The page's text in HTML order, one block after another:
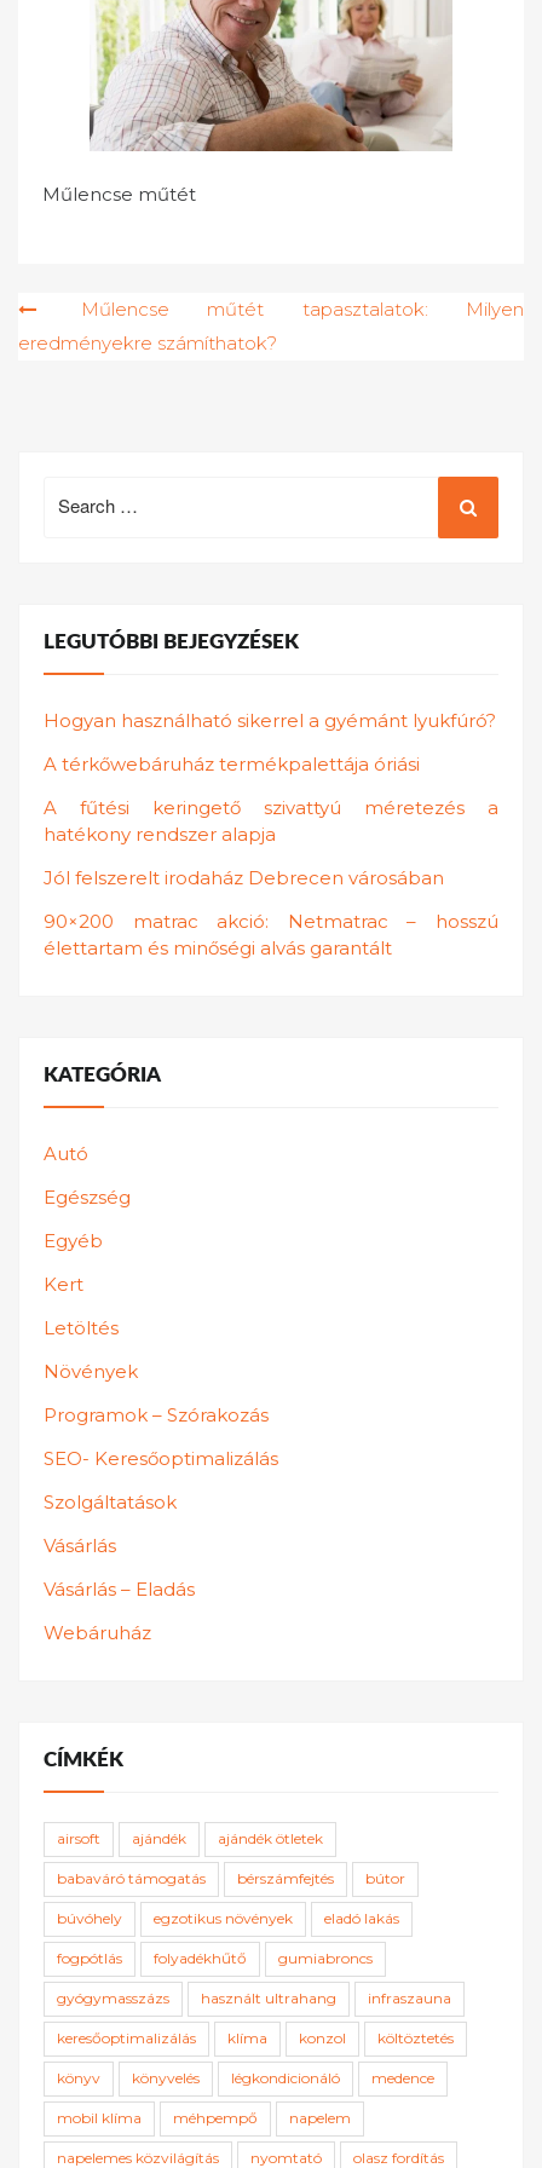
Műlencse műtét
Bejegyzés
navigáció
Műlencse műtét tapasztalatok: Milyen
eredményekre számíthatok?
for:
LEGUTÓBBI BEJEGYZÉSEK
Hogyan használható sikerrel a gyémánt lyukfúró?
A térkőwebáruház termékpalettája óriási
A fűtési keringető szivattyú méretezés a
hatékony rendszer alapja
Jól felszerelt irodaház Debrecen városában
90×200 matrac akció: Netmatrac – hosszú
élettartam és minőségi alvás garantált
KATEGÓRIA
Autó
Egészség
Egyéb
Kert
Letöltés
Növények
Programok – Szórakozás
SEO- Keresőoptimalizálás
Szolgáltatások
Vásárlás
Vásárlás – Eladás
Webáruház
CÍMKÉK
airsoft ajándék ajándék ötletek
babaváró támogatás bérszámfejtés bútor
búvóhely egzotikus növények eladó lakás
fogpótlás folyadékhűtő gumiabroncs
gyógymasszázs használt ultrahang infraszauna
keresőoptimalizálás klíma konzol költöztetés
könyv könyvelés légkondicionáló medence
mobil klíma méhpempő napelem
napelemes közvilágítás nyomtató olasz fordítás